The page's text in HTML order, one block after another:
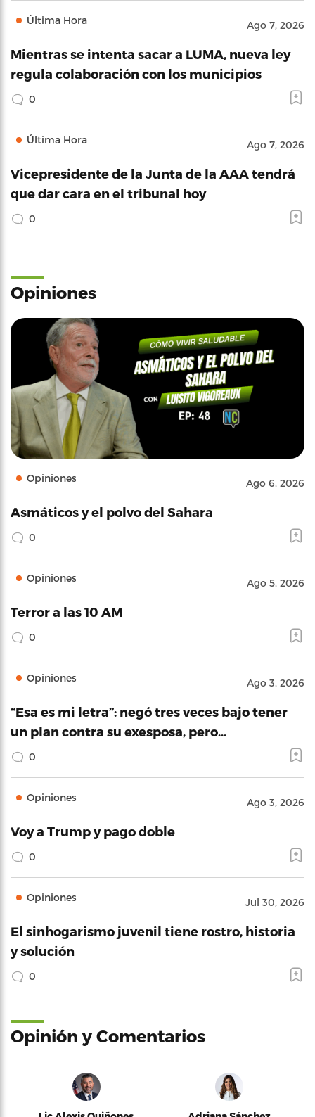
Última Hora Ago 7, 2026
Mientras se intenta sacar a LUMA, nueva ley
regula colaboración con los municipios
0
Última Hora Ago 7, 2026
Vicepresidente de la Junta de la AAA tendrá
que dar cara en el tribunal hoy
0
Opiniones
Opiniones Ago 6, 2026
Asmáticos y el polvo del Sahara
0
Opiniones Ago 5, 2026
Terror a las 10 AM
0
Opiniones Ago 3, 2026
“Esa es mi letra”: negó tres veces bajo tener
un plan contra su exesposa, pero…
0
Opiniones Ago 3, 2026
Voy a Trump y pago doble
0
Opiniones Jul 30, 2026
El sinhogarismo juvenil tiene rostro, historia
y solución
0
Opinión y Comentarios